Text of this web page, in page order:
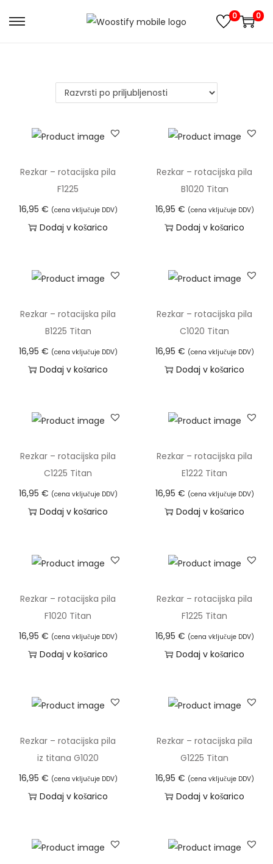
S
p
t
S
p
t
0 0
Rezkar – rotacijska pila
F1225
16,95 € (cena vključuje DDV)
Dodaj v košarico
Rezkar – rotacijska pila
B1020 Titan
16,95 € (cena vključuje DDV)
Dodaj v košarico
Rezkar – rotacijska pila
B1225 Titan
16,95 € (cena vključuje DDV)
Dodaj v košarico
Rezkar – rotacijska pila
C1020 Titan
16,95 € (cena vključuje DDV)
Dodaj v košarico
Rezkar – rotacijska pila
C1225 Titan
16,95 € (cena vključuje DDV)
Dodaj v košarico
Rezkar – rotacijska pila
E1222 Titan
16,95 € (cena vključuje DDV)
Dodaj v košarico
Rezkar – rotacijska pila
F1020 Titan
16,95 € (cena vključuje DDV)
Dodaj v košarico
Rezkar – rotacijska pila
F1225 Titan
16,95 € (cena vključuje DDV)
Dodaj v košarico
Rezkar – rotacijska pila
iz titana G1020
16,95 € (cena vključuje DDV)
Dodaj v košarico
Rezkar – rotacijska pila
G1225 Titan
16,95 € (cena vključuje DDV)
Dodaj v košarico